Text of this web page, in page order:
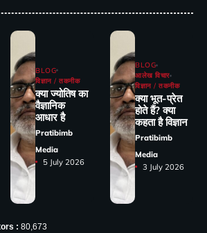
BLOG
विज्ञान / तकनीक
क्या ज्योतिष का
वैज्ञानिक
आधार है
Pratibimb
Media
5 July 2026
BLOG
आलेख विचार
विज्ञान / तकनीक
क्या भूत-प्रेत
होते हैं? क्या
कहता है विज्ञान
Pratibimb
Media
3 July 2026
: 80,673